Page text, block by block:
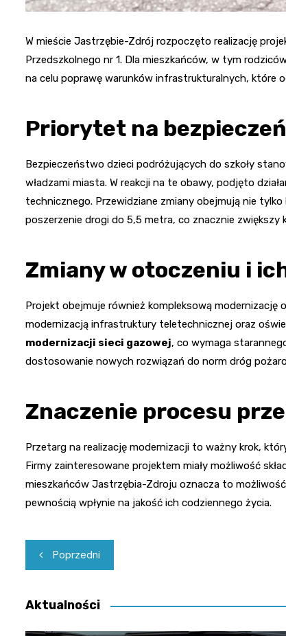
W mieście Jastrzębie-Zdrój rozpoczęto realizację
Przedszkolnego nr 1. Dla mieszkańców, w tym
na celu poprawę warunków infrastrukturalnych, które
Priorytet na
Bezpieczeństwo dzieci podróżujących do szkoły
władzami miasta. W reakcji na te obawy, podjęto
technicznego. Przewidziane zmiany obejmują nie
poszerzenie drogi do 5,5 metra, co znacznie
Zmiany w otoczeniu i
Projekt obejmuje również kompleksową modernizację
modernizacją infrastruktury teletechnicznej oraz
modernizacji sieci gazowej, co wymaga
dostosowanie nowych rozwiązań do norm dróg
Znaczenie procesu
Przetarg na realizację modernizacji to ważny krok,
Firmy zainteresowane projektem miały możliwość
mieszkańców Jastrzębia-Zdroju oznacza to
pewnością wpłynie na jakość ich codziennego życia.
Nawigacja
wpisu
Poprzedni
Aktualności